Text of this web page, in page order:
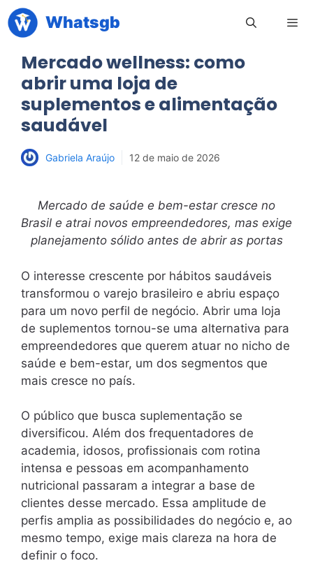
Pular
para
conteúdo
Whatsgb
Mercado wellness: como
abrir uma loja de
suplementos e alimentação
saudável
Gabriela Araújo 12 de maio de 2026
Mercado de saúde e bem-estar cresce no
Brasil e atrai novos empreendedores, mas exige
planejamento sólido antes de abrir as portas
O interesse crescente por hábitos saudáveis
transformou o varejo brasileiro e abriu espaço
para um novo perfil de negócio. Abrir uma loja
de suplementos tornou-se uma alternativa para
empreendedores que querem atuar no nicho de
saúde e bem-estar, um dos segmentos que
mais cresce no país.
O público que busca suplementação se
diversificou. Além dos frequentadores de
academia, idosos, profissionais com rotina
intensa e pessoas em acompanhamento
nutricional passaram a integrar a base de
clientes desse mercado. Essa amplitude de
perfis amplia as possibilidades do negócio e, ao
mesmo tempo, exige mais clareza na hora de
definir o foco.